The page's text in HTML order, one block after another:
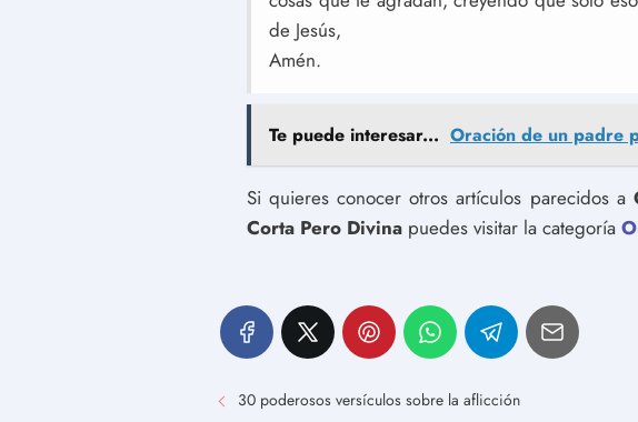
de Jesús,
Amén.
Te puede interesar... Oración de un padre
Si quieres conocer otros artículos parecidos a
Corta Pero Divina puedes visitar la categoría
30 poderosos versículos sobre la aflicción